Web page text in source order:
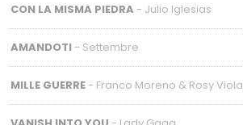
CON LA MISMA PIEDRA - Julio Iglesias
AMANDOTI- Settembre
MILLE GUERRE- Franco Moreno & Rosy Viola